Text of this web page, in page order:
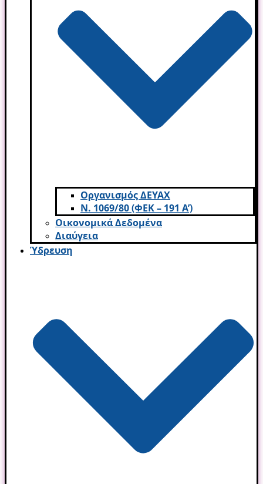
Οργανισμός ΔΕΥΑΧ
Ν. 1069/80 (ΦΕΚ – 191 Α’)
Οικονομικά Δεδομένα
Διαύγεια
Ύδρευση